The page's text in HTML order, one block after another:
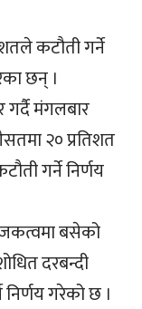
कटौती गर्ने
छन् ।
मंगलबार
२० प्रतिशत
गर्ने निर्णय
बसेको
दरबन्दी
निर्णय गरेको छ ।